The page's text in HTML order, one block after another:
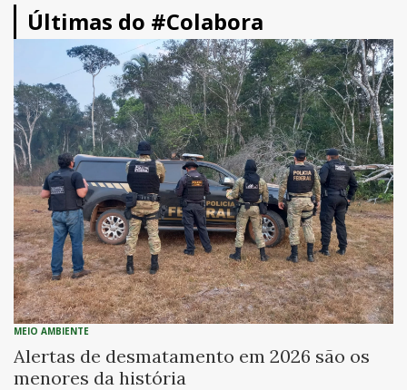
Últimas do #Colabora
MEIO AMBIENTE
Alertas de desmatamento em 2026 são os
menores da história